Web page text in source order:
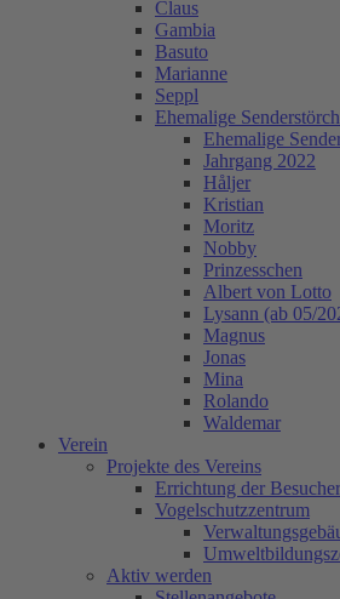
Claus
Gambia
Basuto
Marianne
Seppl
Ehemalige
Ehemalige
Jahrgang 2022
Håljer
Kristian
Moritz
Nobby
Prinzesschen
Albert von Lotto
Lysann (ab 05/
Magnus
Jonas
Mina
Rolando
Waldemar
Verein
Projekte des Vereins
Errichtung der
Vogelschutzzentrum
Aktiv werden